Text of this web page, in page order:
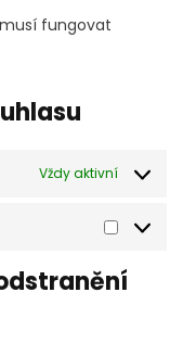
fungovat
Vždy aktivní